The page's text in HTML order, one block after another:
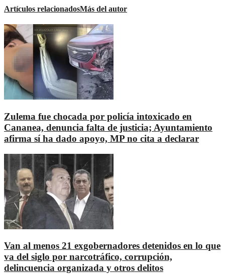
Artículos relacionadosMás del autor
Zulema fue chocada por policía intoxicado en
Cananea, denuncia falta de justicia; Ayuntamiento
afirma sí ha dado apoyo, MP no cita a declarar
Van al menos 21 exgobernadores detenidos en lo que
va del siglo por narcotráfico, corrupción,
delincuencia organizada y otros delitos